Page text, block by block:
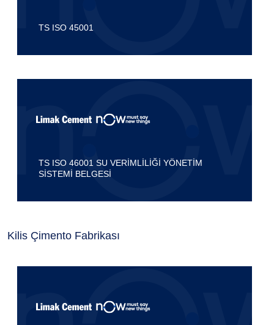
TS ISO 45001
TS ISO 46001 SU VERİMLİLİĞİ YÖNETİM
SİSTEMİ BELGESİ
Kilis Çimento Fabrikası